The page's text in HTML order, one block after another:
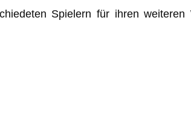
Spielern für ihren